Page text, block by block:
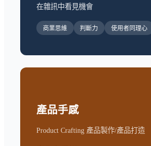
在雜訊中看見機會
商業思維 判斷力 使用者同理心
產品手感
Product Crafting 產品製作/產品打造